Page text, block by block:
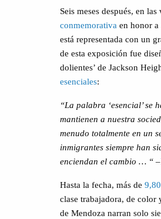
Seis meses después, en
conmemorativa en honor a
está representada con un
de esta exposición fue
dolientes’ de Jackson
esenciales:
“La palabra ‘esencial’ se
mantienen a nuestra
menudo totalmente en un
inmigrantes siempre han
enciendan el cambio … “ –
Hasta la fecha, más de
clase trabajadora, de color
de Mendoza narran solo